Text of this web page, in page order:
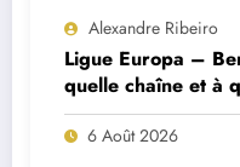
Alexandre Ribeiro
Ligue Europa –
quelle chaîne et à
match ?
6 Août 2026